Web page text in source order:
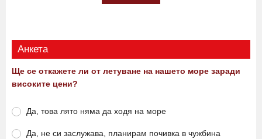
Анкета
Ще се откажете ли от летуване на нашето море заради
високите цени?
Да, това лято няма да ходя на море
Да, не си заслужава, планирам почивка в чужбина